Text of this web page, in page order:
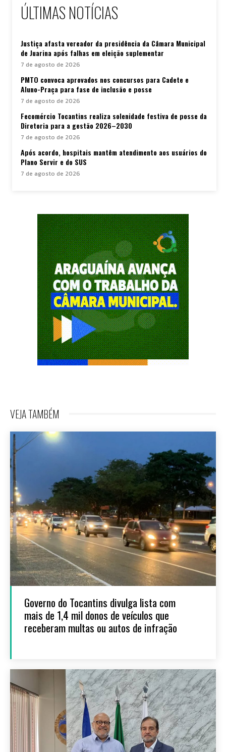
ÚLTIMAS NOTÍCIAS
Justiça afasta vereador da presidência da Câmara Municipal
de Juarina após falhas em eleição suplementar
7 de agosto de 2026
PMTO convoca aprovados nos concursos para Cadete e
Aluno-Praça para fase de inclusão e posse
7 de agosto de 2026
Fecomércio Tocantins realiza solenidade festiva de posse da
Diretoria para a gestão 2026–2030
7 de agosto de 2026
Após acordo, hospitais mantêm atendimento aos usuários do
Plano Servir e do SUS
7 de agosto de 2026
VEJA TAMBÉM
Governo do Tocantins divulga lista com
mais de 1,4 mil donos de veículos que
receberam multas ou autos de infração